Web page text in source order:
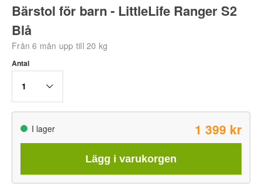
Bärstol för barn - LittleLife Ranger S2
Blå
Från 6 mån upp till 20 kg
Antal
1
I lager 1 399 kr
Lägg i varukorgen